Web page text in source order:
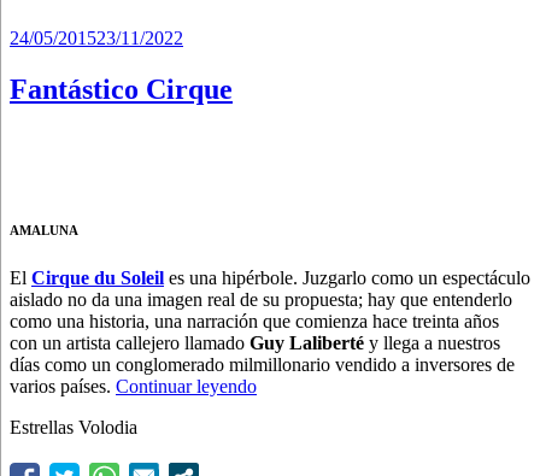
Publicado
24/05/201523/11/2022
Fantástico Cirque
AMALUNA
El Cirque du Soleil es una hipérbole. Juzgarlo como un espectáculo
aislado no da una imagen real de su propuesta; hay que entenderlo
como una historia, una narración que comienza hace treinta años
con un artista callejero llamado Guy Laliberté y llega a nuestros
días como un conglomerado milmillonario vendido a inversores de
varios países. Continuar leyendo“Fantástico
Estrellas Volodia